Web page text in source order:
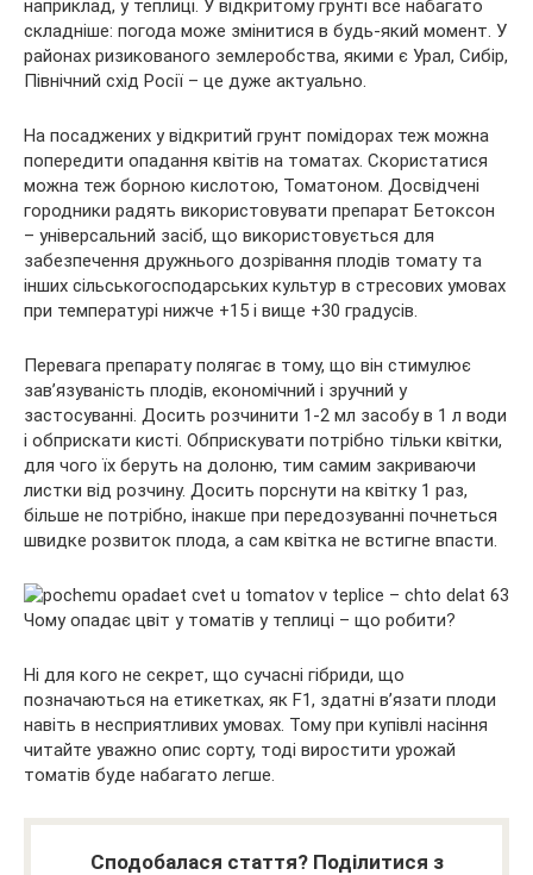
наприклад, у теплиці. У відкритому грунті все набагато
складніше: погода може змінитися в будь-який момент. У
районах ризикованого землеробства, якими є Урал, Сибір,
Північний схід Росії – це дуже актуально.
На посаджених у відкритий грунт помідорах теж можна
попередити опадання квітів на томатах. Скористатися
можна теж борною кислотою, Томатоном. Досвідчені
городники радять використовувати препарат Бетоксон
– універсальний засіб, що використовується для
забезпечення дружнього дозрівання плодів томату та
інших сільськогосподарських культур в стресових умовах
при температурі нижче +15 і вище +30 градусів.
Перевага препарату полягає в тому, що він стимулює
зав’язуваність плодів, економічний і зручний у
застосуванні. Досить розчинити 1-2 мл засобу в 1 л води
і обприскати кисті. Обприскувати потрібно тільки квітки,
для чого їх беруть на долоню, тим самим закриваючи
листки від розчину. Досить порснути на квітку 1 раз,
більше не потрібно, інакше при передозуванні почнеться
швидке розвиток плода, а сам квітка не встигне впасти.
Ні для кого не секрет, що сучасні гібриди, що
позначаються на етикетках, як F1, здатні в’язати плоди
навіть в несприятливих умовах. Тому при купівлі насіння
читайте уважно опис сорту, тоді виростити урожай
томатів буде набагато легше.
Сподобалася стаття? Поділитися з